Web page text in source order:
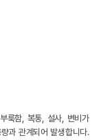
룩함, 복통, 설사, 변비가
과 관계되어 발생합니다.